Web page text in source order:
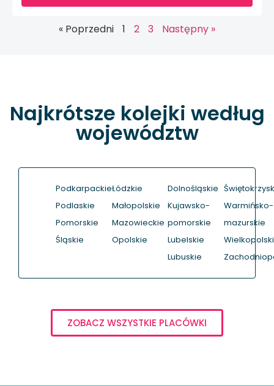
« Poprzedni 1 2 3 Następny »
Najkrótsze kolejki według
województw
Podkarpackie
Podlaskie
Pomorskie
Śląskie
Łódzkie
Małopolskie
Mazowieckie
Opolskie
Dolnośląskie
Kujawsko-
pomorskie
Lubelskie
Lubuskie
Warmińsko-
mazurskie
ZOBACZ WSZYSTKIE PLACÓWKI